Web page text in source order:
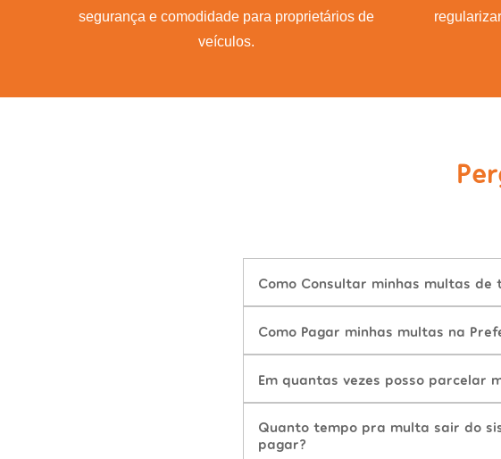
segurança e comodidade para proprietários de
veículos.
Como Consultar minhas multas
Como Pagar minhas multas na
Em quantas vezes posso parcelar
Quanto tempo pra multa sair do
pagar?